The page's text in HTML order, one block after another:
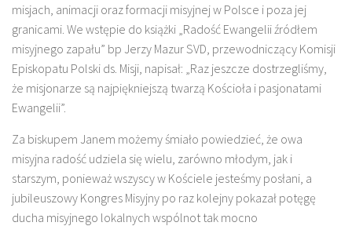
misjach, animacji oraz formacji misyjnej w Polsce i poza jej
granicami. We wstępie do książki „Radość Ewangelii źródłem
misyjnego zapału” bp Jerzy Mazur SVD, przewodniczący Komisji
Episkopatu Polski ds. Misji, napisał: „Raz jeszcze dostrzegliśmy,
że misjonarze są najpiękniejszą twarzą Kościoła i pasjonatami
Ewangelii”.
Za biskupem Janem możemy śmiało powiedzieć, że owa
misyjna radość udziela się wielu, zarówno młodym, jak i
starszym, ponieważ wszyscy w Kościele jesteśmy posłani, a
jubileuszowy Kongres Misyjny po raz kolejny pokazał potęgę
ducha misyjnego lokalnych wspólnot tak mocno